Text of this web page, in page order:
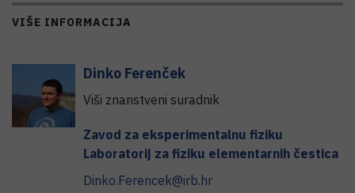
VIŠE INFORMACIJA
Dinko Ferenček
Viši znanstveni suradnik
Zavod za eksperimentalnu fiziku
Laboratorij za fiziku elementarnih čestica
Dinko.Ferencek@irb.hr